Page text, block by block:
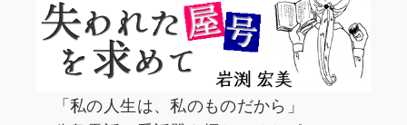
「私の人生は、私のものだから」